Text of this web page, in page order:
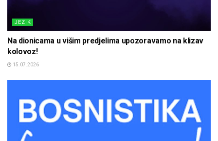
JEZIK
Na dionicama u višim predjelima upozoravamo na klizav
kolovoz!
15.07.2026